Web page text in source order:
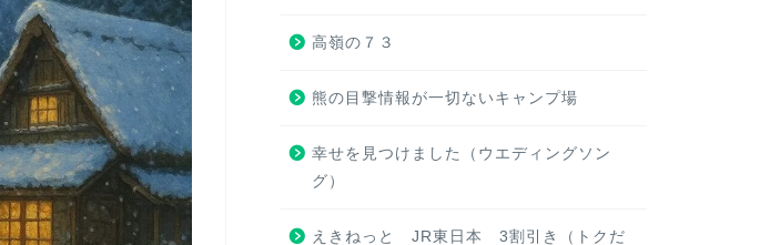
高嶺の７３
熊の目撃情報が一切ないキャンプ場
幸せを見つけました（ウエディングソン
グ）
えきねっと JR東日本 3割引き（トクだ